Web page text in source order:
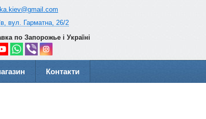
вул. Гарматна, 26/2
по Запорожье і Україні
Контакти